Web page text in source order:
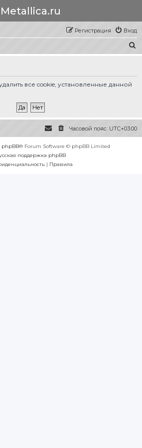
Metallica.ru
Вход
Регистрация
все cookie, установленные данной
Часовой пояс: UTC+03:00
phpBB® Forum Software © phpBB Limited
поддержка phpBB
| Правила